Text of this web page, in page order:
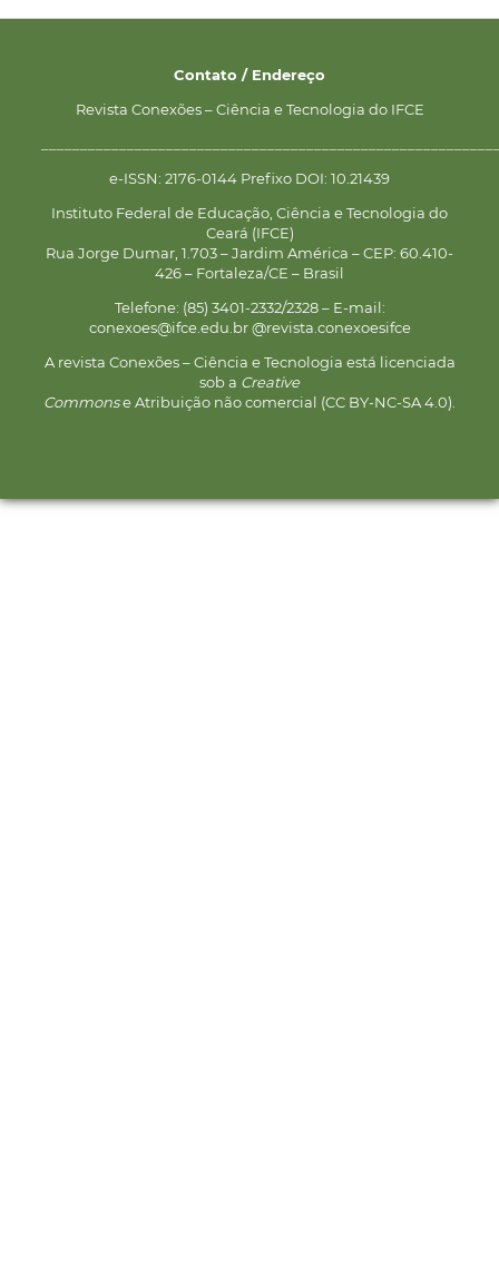
Contato / Endereço
Revista Conexões – Ciência e Tecnologia do IFCE
e-ISSN: 2176-0144 Prefixo DOI: 10.21439
Instituto Federal de Educação, Ciência e Tecnologia do
Ceará (IFCE)
Rua Jorge Dumar, 1.703 – Jardim América – CEP: 60.410-
426 – Fortaleza/CE – Brasil
Telefone: (85) 3401-2332/2328 – E-mail:
conexoes@ifce.edu.br @revista.conexoesifce
A revista Conexões – Ciência e Tecnologia está licenciada
sob a Creative
Commonse Atribuição não comercial (CC BY-NC-SA 4.0).